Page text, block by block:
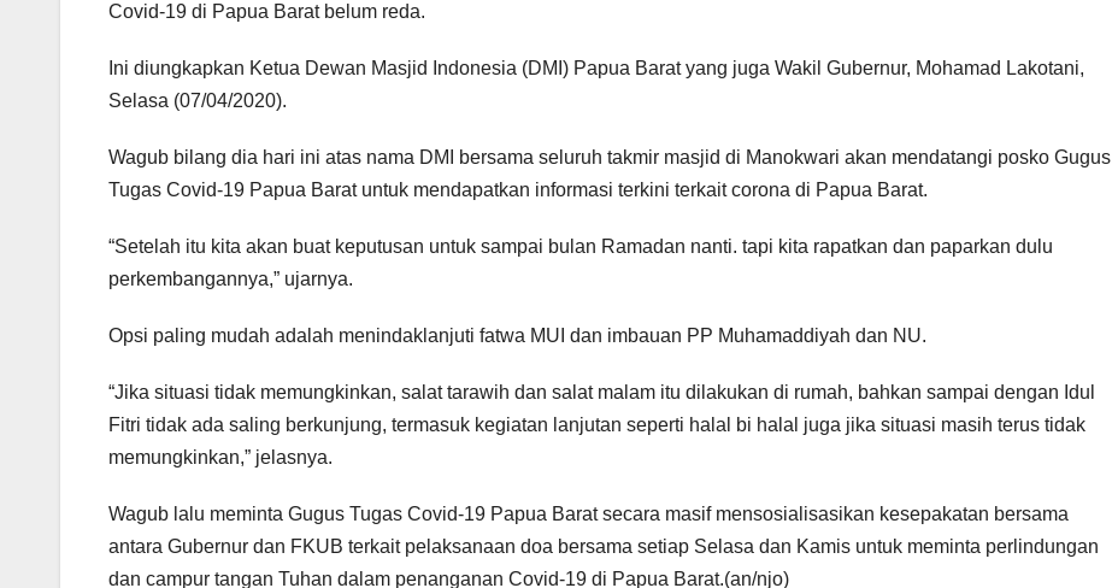
Covid-19 di Papua Barat belum reda.
Ini diungkapkan Ketua Dewan Masjid Indonesia (DMI) Papua Barat yang juga Wakil Gubernur, Mohamad Lakotani,
Selasa (07/04/2020).
Wagub bilang dia hari ini atas nama DMI bersama seluruh takmir masjid di Manokwari akan mendatangi posko Gugus
Tugas Covid-19 Papua Barat untuk mendapatkan informasi terkini terkait corona di Papua Barat.
“Setelah itu kita akan buat keputusan untuk sampai bulan Ramadan nanti. tapi kita rapatkan dan paparkan dulu
perkembangannya,” ujarnya.
Opsi paling mudah adalah menindaklanjuti fatwa MUI dan imbauan PP Muhamaddiyah dan NU.
“Jika situasi tidak memungkinkan, salat tarawih dan salat malam itu dilakukan di rumah, bahkan sampai dengan Idul
Fitri tidak ada saling berkunjung, termasuk kegiatan lanjutan seperti halal bi halal juga jika situasi masih terus tidak
memungkinkan,” jelasnya.
Wagub lalu meminta Gugus Tugas Covid-19 Papua Barat secara masif mensosialisasikan kesepakatan bersama
antara Gubernur dan FKUB terkait pelaksanaan doa bersama setiap Selasa dan Kamis untuk meminta perlindungan
dan campur tangan Tuhan dalam penanganan Covid-19 di Papua Barat.(an/njo)